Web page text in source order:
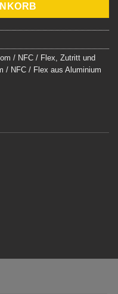
/ NFC / Flex, Zutritt und
/ NFC / Flex aus Aluminium